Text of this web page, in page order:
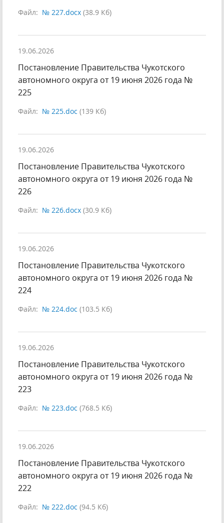
Файл: № 227.docx (38.9 Кб)
19.06.2026
Постановление Правительства Чукотского
автономного округа от 19 июня 2026 года №
225
Файл: № 225.doc (139 Кб)
19.06.2026
Постановление Правительства Чукотского
автономного округа от 19 июня 2026 года №
226
Файл: № 226.docx (30.9 Кб)
19.06.2026
Постановление Правительства Чукотского
автономного округа от 19 июня 2026 года №
224
Файл: № 224.doc (103.5 Кб)
19.06.2026
Постановление Правительства Чукотского
автономного округа от 19 июня 2026 года №
223
Файл: № 223.doc (768.5 Кб)
19.06.2026
Постановление Правительства Чукотского
автономного округа от 19 июня 2026 года №
222
Файл: № 222.doc (94.5 Кб)